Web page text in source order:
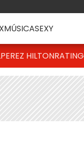
MÚSICASEXY
PEREZ HILTONRATING